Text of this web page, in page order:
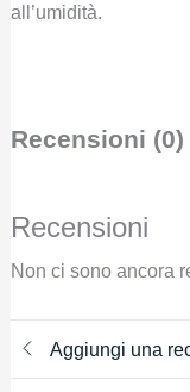
all’umidità.
Recensioni (0)
Recensioni
Non ci sono ancora
Aggiungi una